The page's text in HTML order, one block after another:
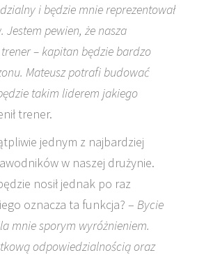
i będzie mnie reprezentował
pewien, że nasza
– kapitan będzie bardzo
Mateusz potrafi budować
takim liderem jakiego
trener.
jednym z najbardziej
w naszej drużynie.
nosił jednak po raz
oznacza ta funkcja? – Bycie
mnie sporym wyróżnieniem.
odpowiedzialnością oraz